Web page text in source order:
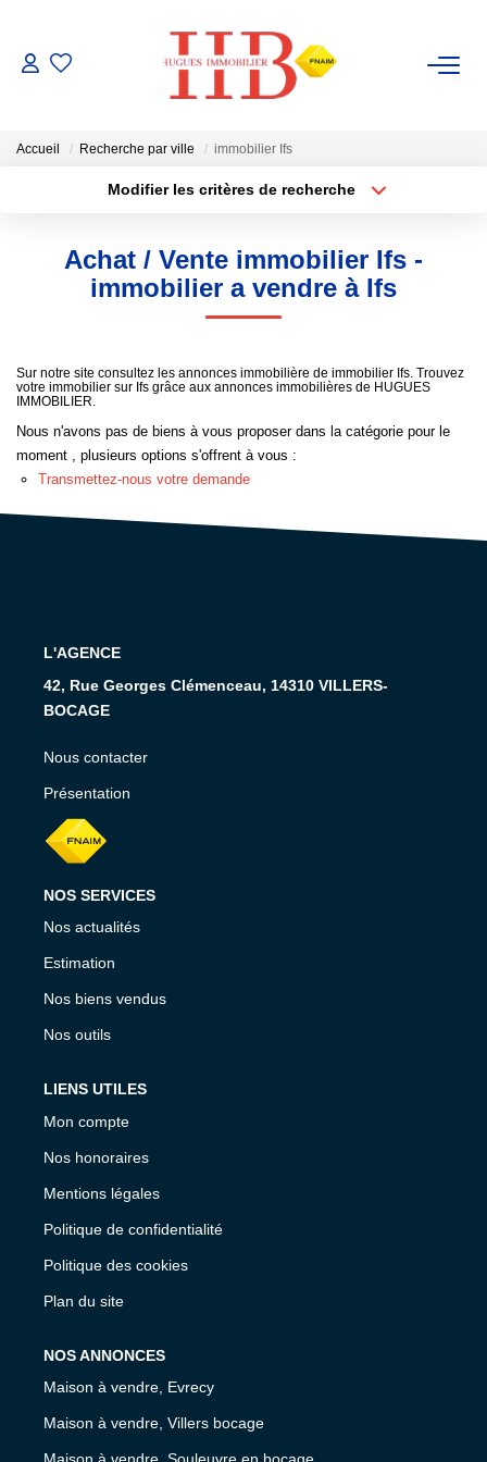
NOTRE AGENCE
Notre Équipe
Accueil Recherche par ville immobilier Ifs
Modifier les critères de recherche
Sélectionnez...
Type de bien
Surface min
Créer une alerte
Achat / Vente immobilier Ifs -
immobilier a vendre à Ifs
Sur notre site consultez les annonces immobilière de immobilier Ifs. Trouvez
votre immobilier sur Ifs grâce aux annonces immobilières de HUGUES
IMMOBILIER.
Nous n'avons pas de biens à vous proposer dans la catégorie pour le
moment , plusieurs options s'offrent à vous :
Transmettez-nous votre demande
L'AGENCE
42, Rue Georges Clémenceau, 14310 VILLERS-
BOCAGE
Nous contacter
Présentation
NOS SERVICES
Nos actualités
Estimation
Nos biens vendus
Nos outils
LIENS UTILES
Mon compte
Nos honoraires
Mentions légales
Politique de confidentialité
Politique des cookies
Plan du site
NOS ANNONCES
Maison à vendre, Evrecy
Maison à vendre, Villers bocage